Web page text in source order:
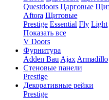
Questdoors Царговые
Aftora Щитовые
Prestige Essential Fly Light
Показать все
V Doors
Фурнитура
Adden Bau Ajax Armadillo
Стеновые панели
Prestige
Декоративные рейки
Prestige